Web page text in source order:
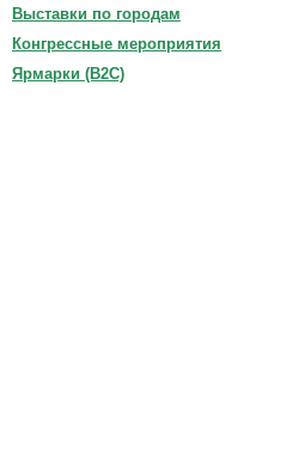
Выставки по городам
Конгрессные мероприятия
Ярмарки (B2C)